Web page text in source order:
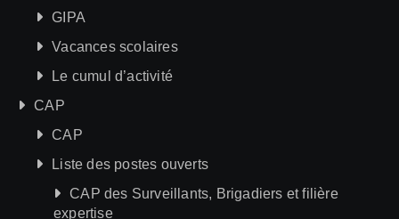
GIPA
Vacances scolaires
Le cumul d’activité
CAP
CAP
Liste des postes ouverts
CAP des Surveillants, Brigadiers et filière
expertise